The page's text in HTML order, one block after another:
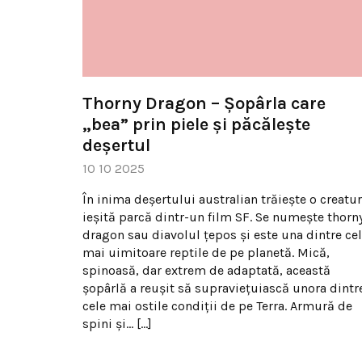
Thorny Dragon – Șopârla care
„bea” prin piele și păcălește
deșertul
10 10 2025
În inima deșertului australian trăiește o
ieșită parcă dintr-un film SF. Se numește
dragon sau diavolul țepos și este una dintre
mai uimitoare reptile de pe planetă. Mică,
spinoasă, dar extrem de adaptată, această
șopârlă a reușit să supraviețuiască unora
cele mai ostile condiții de pe Terra. Armură de
spini și… […]